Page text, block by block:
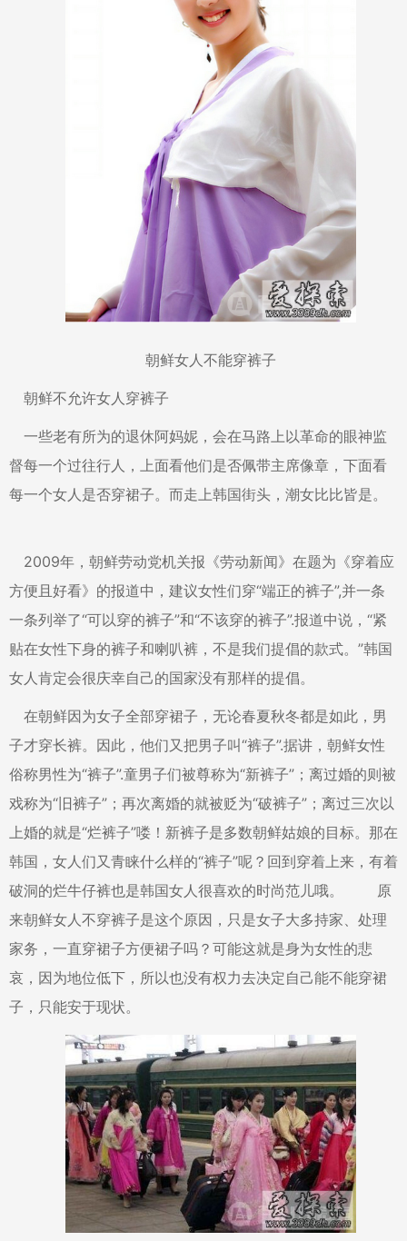
朝鲜女人不能穿裤子
朝鲜不允许女人穿裤子
一些老有所为的退休阿妈妮，会在马路上以革命的眼神监
督每一个过往行人，上面看他们是否佩带主席像章，下面看
每一个女人是否穿裙子。而走上韩国街头，潮女比比皆是。
2009年，朝鲜劳动党机关报《劳动新闻》在题为《穿着应
方便且好看》的报道中，建议女性们穿“端正的裤子”,并一条
一条列举了“可以穿的裤子”和“不该穿的裤子”.报道中说，“紧
贴在女性下身的裤子和喇叭裤，不是我们提倡的款式。”韩国
女人肯定会很庆幸自己的国家没有那样的提倡。
在朝鲜因为女子全部穿裙子，无论春夏秋冬都是如此，男
子才穿长裤。因此，他们又把男子叫“裤子”.据讲，朝鲜女性
俗称男性为“裤子”.童男子们被尊称为“新裤子”；离过婚的则被
戏称为“旧裤子”；再次离婚的就被贬为“破裤子”；离过三次以
上婚的就是“烂裤子”喽！新裤子是多数朝鲜姑娘的目标。那在
韩国，女人们又青睐什么样的“裤子”呢？回到穿着上来，有着
破洞的烂牛仔裤也是韩国女人很喜欢的时尚范儿哦。 原
来朝鲜女人不穿裤子是这个原因，只是女子大多持家、处理
家务，一直穿裙子方便裙子吗？可能这就是身为女性的悲
哀，因为地位低下，所以也没有权力去决定自己能不能穿裙
子，只能安于现状。